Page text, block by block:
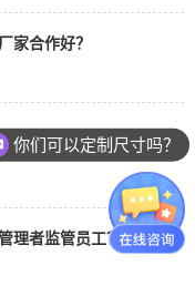
家合作好？
理者监管员工？
你们可以定制尺寸吗？